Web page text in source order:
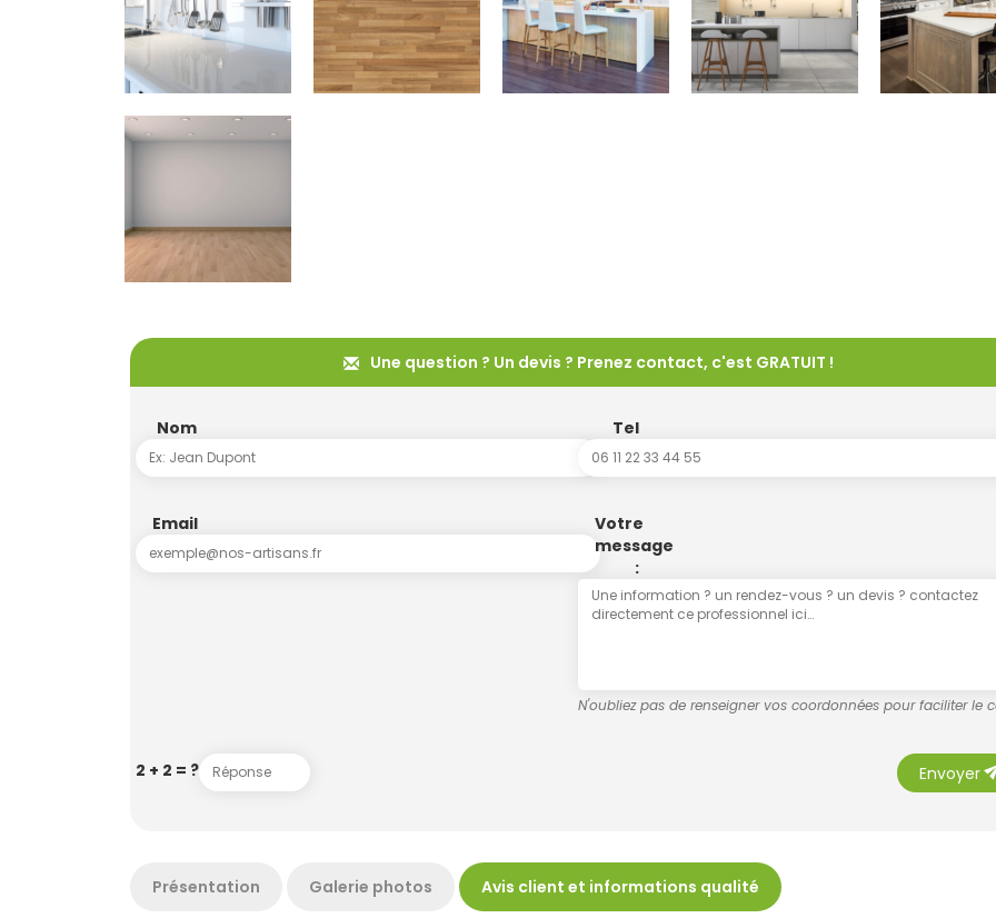
Une question ? Un devis ? Prenez contact, c'est GRATUIT !
Nom Tel
Email
Votre
message
:
N'oubliez pas de renseigner vos coordonnées pour faciliter le
2 + 2 = ? Envoyer
Présentation Galerie photos Avis client et informations qualité